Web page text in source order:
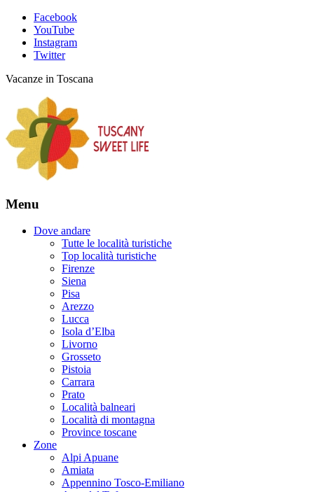
Facebook
YouTube
Instagram
Twitter
Vacanze in Toscana
Menu
Dove andare
Tutte le località turistiche
Top località turistiche
Firenze
Siena
Pisa
Arezzo
Lucca
Isola d’Elba
Livorno
Grosseto
Pistoia
Carrara
Prato
Località balneari
Località di montagna
Province toscane
Zone
Alpi Apuane
Amiata
Appennino Tosco-Emiliano